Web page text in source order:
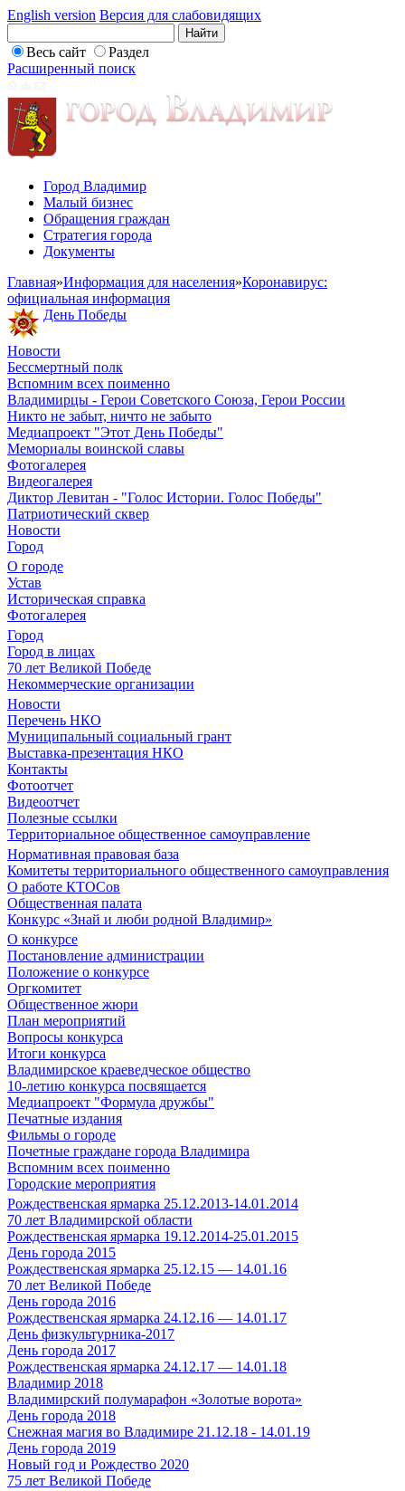
English version Версия для слабовидящих
Весь сайт
Раздел
Расширенный поиск
Город Владимир
Малый бизнес
Обращения граждан
Стратегия города
Документы
Главная»Информация для населения»Коронавирус:
официальная информация
День Победы
Новости
Бессмертный полк
Вспомним всех поименно
Владимирцы - Герои Советского Союза, Герои России
Никто не забыт, ничто не забыто
Медиапроект "Этот День Победы"
Мемориалы воинской славы
Фотогалерея
Видеогалерея
Диктор Левитан - "Голос Истории. Голос Победы"
Патриотический сквер
Новости
Город
О городе
Устав
Историческая справка
Фотогалерея
Город
Город в лицах
70 лет Великой Победе
Некоммерческие организации
Новости
Перечень НКО
Муниципальный социальный грант
Выставка-презентация НКО
Контакты
Фотоотчет
Видеоотчет
Полезные ссылки
Территориальное общественное самоуправление
Нормативная правовая база
Комитеты территориального общественного самоуправления
О работе КТОСов
Общественная палата
Конкурс «Знай и люби родной Владимир»
О конкурсе
Постановление администрации
Положение о конкурсе
Оргкомитет
Общественное жюри
План мероприятий
Вопросы конкурса
Итоги конкурса
Владимирское краеведческое общество
10-летию конкурса посвящается
Медиапроект "Формула дружбы"
Печатные издания
Фильмы о городе
Почетные граждане города Владимира
Вспомним всех поименно
Городские мероприятия
Рождественская ярмарка 25.12.2013-14.01.2014
70 лет Владимирской области
Рождественская ярмарка 19.12.2014-25.01.2015
День города 2015
Рождественская ярмарка 25.12.15 — 14.01.16
70 лет Великой Победе
День города 2016
Рождественская ярмарка 24.12.16 — 14.01.17
День физкультурника-2017
День города 2017
Рождественская ярмарка 24.12.17 — 14.01.18
Владимир 2018
Владимирский полумарафон «Золотые ворота»
День города 2018
Снежная магия во Владимире 21.12.18 - 14.01.19
День города 2019
Новый год и Рождество 2020
75 лет Великой Победе